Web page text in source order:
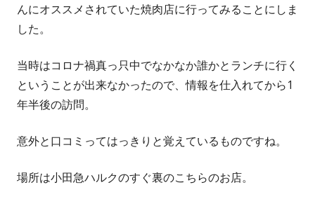
んにオススメされていた焼肉店に行ってみることにしま
した。
当時はコロナ禍真っ只中でなかなか誰かとランチに行く
ということが出来なかったので、情報を仕入れてから1
年半後の訪問。
意外と口コミってはっきりと覚えているものですね。
場所は小田急ハルクのすぐ裏のこちらのお店。